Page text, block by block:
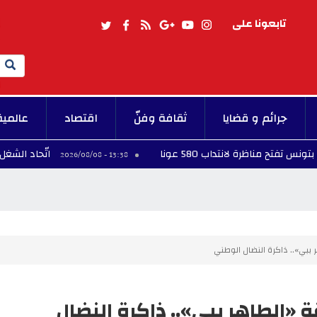
تابعونا على
Search
جرائم و قضايا ثقافة وفنّ اقتصاد
لانتداب 580 عونا 13:38 - 2026/08/08 اتّحاد الشغل ينعى
ببي».. ذاكرة النضال الوطني